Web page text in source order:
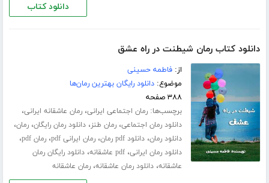
دانلود کتاب
دانلود کتاب رمان شیطنت در راه عشق
از:فاطمه حسینی
موضوع:دانلود رایگان بهترین رمان‌ها
۳۸۸ صفحه
برچسب‌ها:رمان اجتماعی ایرانی،رمان عاشقانه ایرانی،
دانلود رمان اجتماعی،رمان طنز،دانلود رمان رایگان،رمان،
دانلود رمان،دانلود pdf رمان ،رمان ایرانی pdf ،رمان pdf ،
دانلود رمان ایرانی،pdf عاشقانه ،دانلود رایگان رمان
عاشقانه،دانلود رمان عاشقانه،رمان عاشقانه